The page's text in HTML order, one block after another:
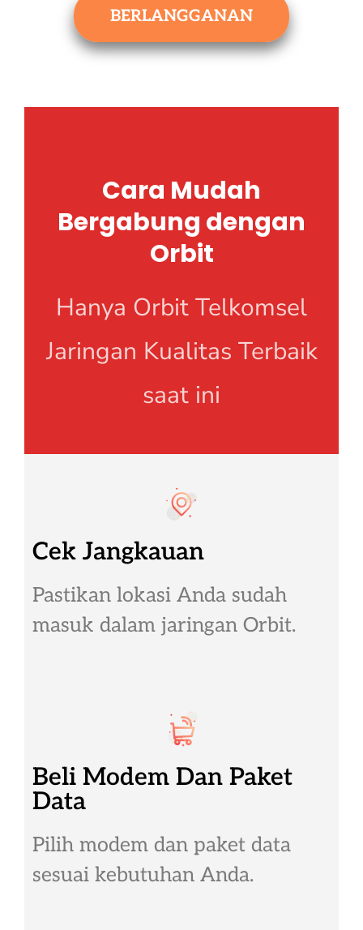
BERLANGGANAN
Cara Mudah
Bergabung dengan
Orbit
Hanya Orbit Telkomsel
Jaringan Kualitas Terbaik
saat ini
Cek Jangkauan
Pastikan lokasi Anda sudah
masuk dalam jaringan Orbit.
Beli Modem Dan Paket
Data
Pilih modem dan paket data
sesuai kebutuhan Anda.